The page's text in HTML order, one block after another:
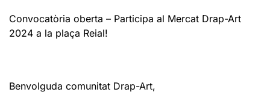
Convocatòria oberta – Participa al Mercat Drap-Art
2024 a la plaça Reial!
Benvolguda comunitat Drap-Art,